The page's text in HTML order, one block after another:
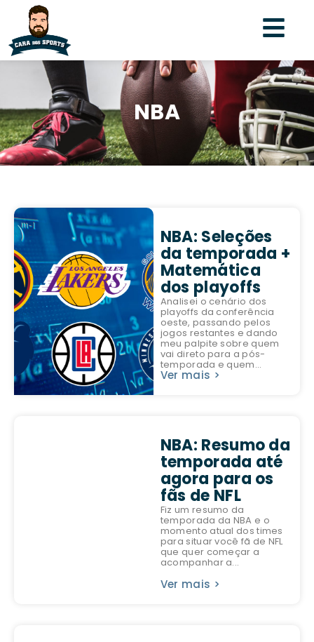
NBA
NBA: Seleções
da temporada +
Matemática
dos playoffs
Analisei o cenário dos
playoffs da conferência
oeste, passando pelos
jogos restantes e dando
meu palpite sobre quem
vai direto para a pós-
temporada e quem...
Ver mais >
NBA: Resumo da
temporada até
agora para os
fãs de NFL
Fiz um resumo da
temporada da NBA e o
momento atual dos times
para situar você fã de NFL
que quer começar a
acompanhar a...
Ver mais >